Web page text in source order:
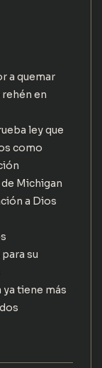
a quemar
en
ley que
como
Michigan
a Dios
su
ya tiene más